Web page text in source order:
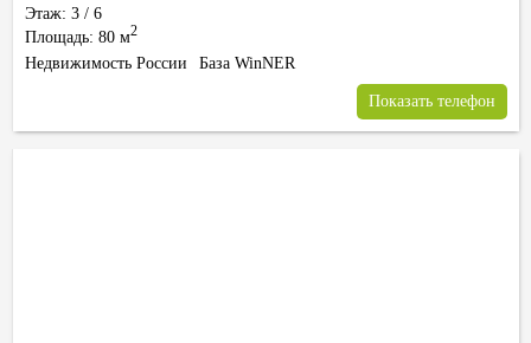
Этаж: 3 / 6
Площадь: 80 м2
Недвижимость России База WinNER
Показать телефон